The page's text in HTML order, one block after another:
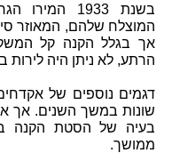
בשנת 1933
אך בגלל הקנה קל
הרתע, לא ניתן היה לירות
דגמים נוספים של אקדחים
שונות במשך השנים. אך
בעיה של הסטת הקנה
ממושך.